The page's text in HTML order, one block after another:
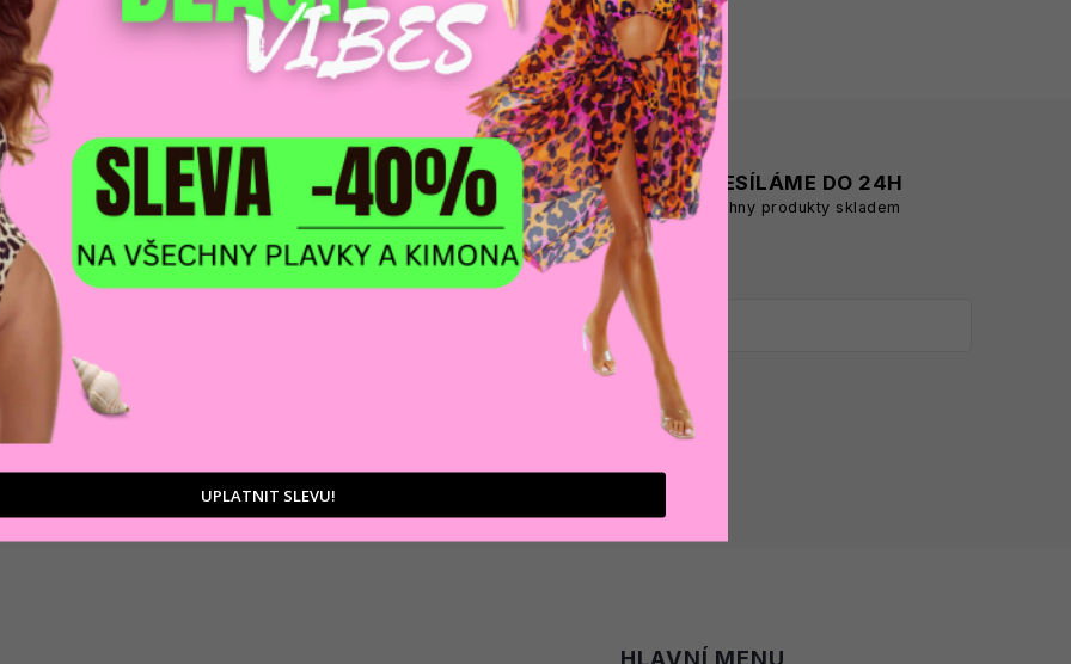
VÁM
produktů
DOPRAVA ZDARMA
na adresu nebo pobočku
Zásilkovny
ODESÍLÁME DO 24H
všechny produkty skladem
HLAVNÍ MENU
UPLATNIT SLEVU!